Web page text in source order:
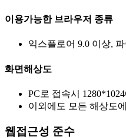
이용가능한 브라우저 종류
익스플로어 9.0 이상,
화면해상도
PC로 접속시
이외에도 모든 해상도
웹접근성 준수